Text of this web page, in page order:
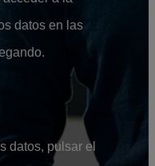
datos en las
datos, pulsar el